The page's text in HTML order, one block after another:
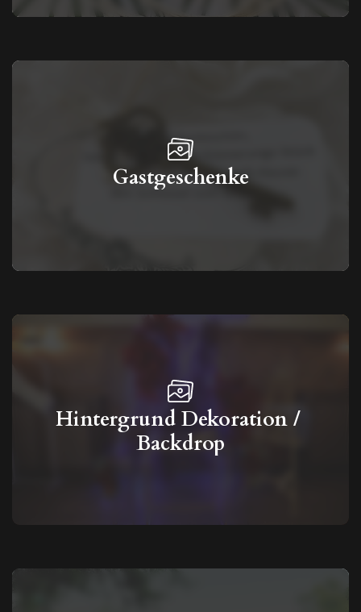
Gastgeschenke
Hintergrund Dekoration /
Backdrop